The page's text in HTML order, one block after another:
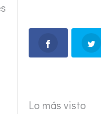
Lo más visto